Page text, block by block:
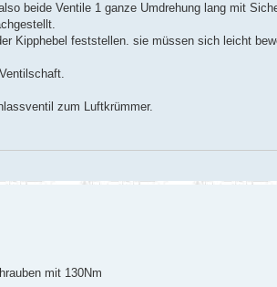
beide Ventile 1 ganze Umdrehung lang mit
Kipphebel feststellen. sie müssen sich leicht
zum Luftkrümmer.
mit 130Nm